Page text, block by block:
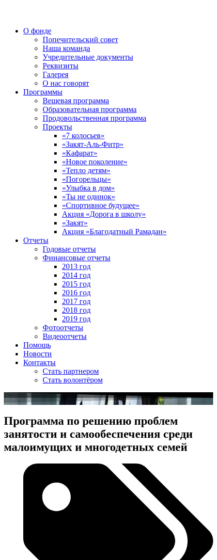
О фонде
Попечительский совет
Наша команда
Учредительные документы
Реквизиты
Галерея
О нас говорят
Программы
Вещевая программа
Образовательная программа
Продовольственная программа
Проекты
«7 колосьев»
«Закят-Аль-Фитр»
«Кафарат»
«Новое поколение»
«Тепло детям»
«Погорельцы»
«Улыбка в дом»
«Ты не одинок»
«Спортивное будущее»
Акция «Дорога в школу»
«Закят»
Акция «Благодатный Рамадан»
Отчеты
Годовые отчеты
Финансовые отчеты
2013 год
2014 год
2015 год
2016 год
2017 год
2018 год
2019 год
Фотоотчеты
Видеоотчеты
Помощь
Новости
Контакты
Стать партнером
Стать волонтёром
Программа по решению проблем
занятости и самообеспечения среди
малоимущих и многодетных семей